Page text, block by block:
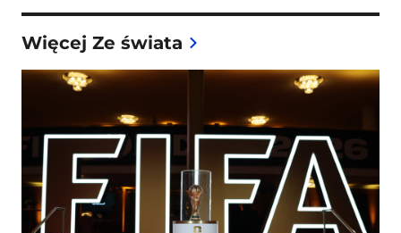
Więcej Ze świata